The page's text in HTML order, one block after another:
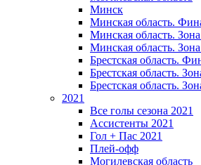
Минск
Mинская область.
Минская область.
Минская область.
Брестская область.
Брестская область.
Брестская область.
2021
Все голы сезона 2021
Ассистенты 2021
Гол + Пас 2021
Плей-офф
Могилевская область